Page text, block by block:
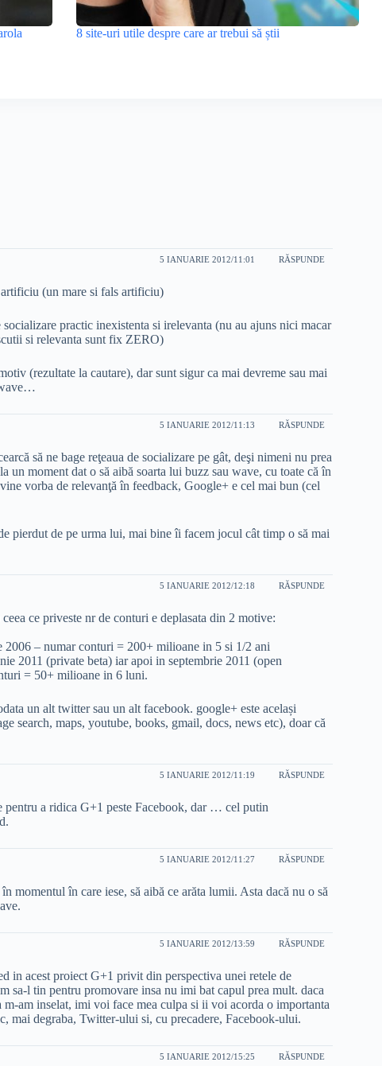
8 site-uri utile despre care ar trebui să știi
5 IANUARIE 2012/11:01 RĂSPUNDE
(un mare si fals artificiu)
socializare practic inexistenta si irelevanta (nu au ajuns nici macar
si relevanta sunt fix ZERO)
(rezultate la cautare), dar sunt sigur ca mai devreme sau mai
5 IANUARIE 2012/11:13 RĂSPUNDE
să ne bage reţeaua de socializare pe gât, deşi nimeni nu prea
un moment dat o să aibă soarta lui buzz sau wave, cu toate că în
vorba de relevanţă în feedback, Google+ e cel mai bun (cel
pierdut de pe urma lui, mai bine îi facem jocul cât timp o să mai
5 IANUARIE 2012/12:18 RĂSPUNDE
ce priveste nr de conturi e deplasata din 2 motive:
2006 – numar conturi = 200+ milioane in 5 si 1/2 ani
2011 (private beta) iar apoi in septembrie 2011 (open
= 50+ milioane in 6 luni.
un alt twitter sau un alt facebook. google+ este același
search, maps, youtube, books, gmail, docs, news etc), doar că
5 IANUARIE 2012/11:19 RĂSPUNDE
pentru a ridica G+1 peste Facebook, dar … cel putin
5 IANUARIE 2012/11:27 RĂSPUNDE
momentul în care iese, să aibă ce arăta lumii. Asta dacă nu o să
5 IANUARIE 2012/13:59 RĂSPUNDE
in acest proiect G+1 privit din perspectiva unei retele de
sa-l tin pentru promovare insa nu imi bat capul prea mult. daca
am inselat, imi voi face mea culpa si ii voi acorda o importanta
mai degraba, Twitter-ului si, cu precadere, Facebook-ului.
5 IANUARIE 2012/15:25 RĂSPUNDE